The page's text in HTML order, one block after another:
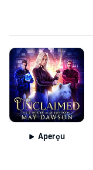
Aperçu